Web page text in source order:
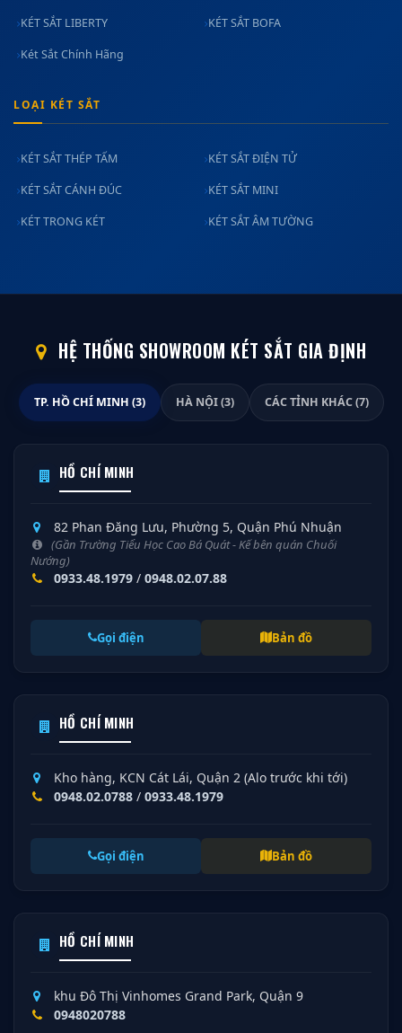
KÉT SẮT LIBERTY KÉT SẮT BOFA
Két Sắt Chính Hãng
LOẠI KÉT SẮT
KÉT SẮT THÉP TẤM KÉT SẮT ĐIỆN TỬ
KÉT SẮT CÁNH ĐÚC KÉT SẮT MINI
KÉT TRONG KÉT KÉT SẮT ÂM TƯỜNG
HỆ THỐNG SHOWROOM KÉT SẮT GIA ĐỊNH
TP. HỒ CHÍ MINH (3) HÀ NỘI (3) CÁC TỈNH KHÁC (7)
HỒ CHÍ MINH
82 Phan Đăng Lưu, Phường 5, Quận Phú Nhuận
(Gần Trường Tiểu Học Cao Bá Quát - Kế bên quán Chuối
Nướng)
0933.48.1979 / 0948.02.07.88
Gọi điện Bản đồ
HỒ CHÍ MINH
Kho hàng, KCN Cát Lái, Quận 2 (Alo trước khi tới)
0948.02.0788 / 0933.48.1979
Gọi điện Bản đồ
HỒ CHÍ MINH
khu Đô Thị Vinhomes Grand Park, Quận 9
0948020788